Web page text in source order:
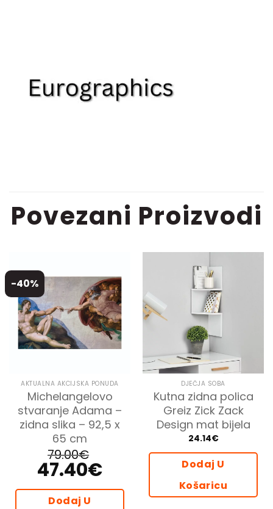
Povezani Proizvodi
-40%
AKTUALNA AKCIJSKA PONUDA
Michelangelovo
stvaranje Adama –
zidna slika – 92,5 x
65 cm
79.00€
Izvorna
cijena
bila
je:
79.00€.
47.40€Trenutna
cijena
47.40€.
Dodaj U
DJEČJA SOBA
Kutna zidna polica
Greiz Zick Zack
Design mat bijela
24.14€
Dodaj U
Košaricu